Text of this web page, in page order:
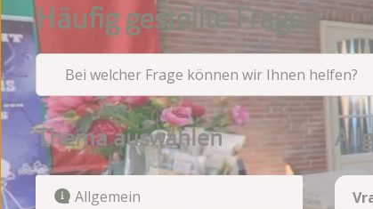
Häufig gestellte Fragen
Bei welcher Frage können wir Ihnen helfen?
Thema auswählen
Allgemein